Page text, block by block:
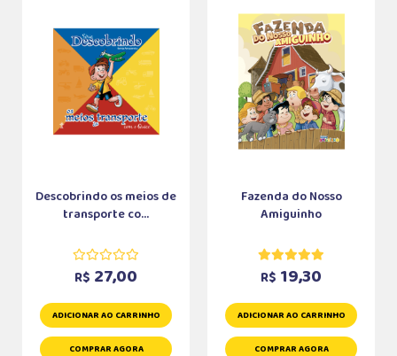
Descobrindo os meios de
transporte co...
R$ 27,00
ADICIONAR AO CARRINHO
COMPRAR AGORA
Fazenda do Nosso
Amiguinho
R$ 19,30
ADICIONAR AO CARRINHO
COMPRAR AGORA